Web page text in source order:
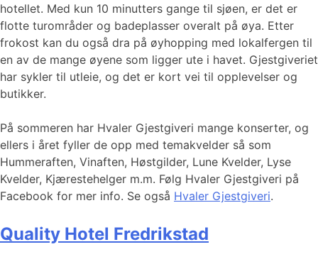
hotellet. Med kun 10 minutters gange til sjøen, er det er
flotte turområder og badeplasser overalt på øya. Etter
frokost kan du også dra på øyhopping med lokalfergen til
en av de mange øyene som ligger ute i havet. Gjestgiveriet
har sykler til utleie, og det er kort vei til opplevelser og
butikker.
På sommeren har Hvaler Gjestgiveri mange konserter, og
ellers i året fyller de opp med temakvelder så som
Hummeraften, Vinaften, Høstgilder, Lune Kvelder, Lyse
Kvelder, Kjærestehelger m.m. Følg Hvaler Gjestgiveri på
Facebook for mer info. Se også Hvaler Gjestgiveri.
Quality Hotel Fredrikstad